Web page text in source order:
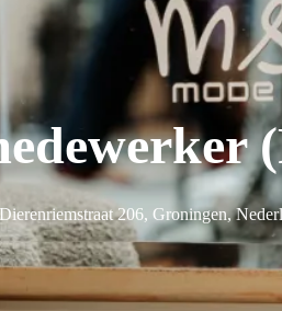
Dierenriemstraat 206, Groningen,